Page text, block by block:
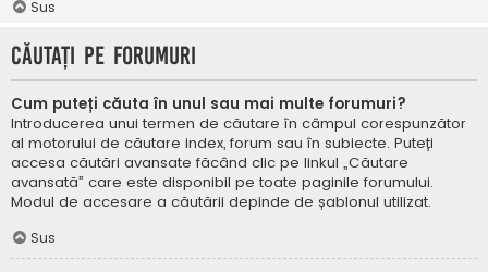
Sus
Căutați pe forumuri
Cum puteți căuta în unul sau mai multe forumuri?
Introducerea unui termen de căutare în câmpul corespunzător
al motorului de căutare index, forum sau în subiecte. Puteți
accesa căutări avansate făcând clic pe linkul „Căutare
avansată” care este disponibil pe toate paginile forumului.
Modul de accesare a căutării depinde de șablonul utilizat.
Sus